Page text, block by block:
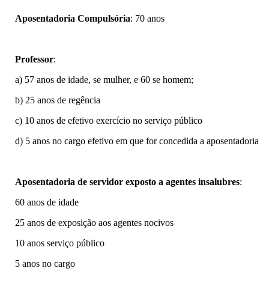
Aposentadoria Compulsória: 70 anos
Professor:
a) 57 anos de idade, se mulher, e 60 se homem;
b) 25 anos de regência
c) 10 anos de efetivo exercício no serviço público
d) 5 anos no cargo efetivo em que for concedida a aposentadoria
Aposentadoria de servidor exposto a agentes insalubres:
60 anos de idade
25 anos de exposição aos agentes nocivos
10 anos serviço público
5 anos no cargo